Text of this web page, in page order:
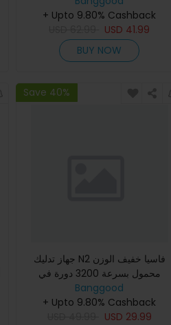
Compress USB Rechargeable
for Eye Strai
+ Upto 9.80% Cashback
USD 41.99
BUY NOW
Save 40%
جهاز تدليك N2 فاسيا خفيف الوزن
محمول بسرعة 3200 دورة في
قابلة للتعديل، بطارية 1800 مللي أم
Banggood
+ Upto 9.80% Cashback
USD 29.99